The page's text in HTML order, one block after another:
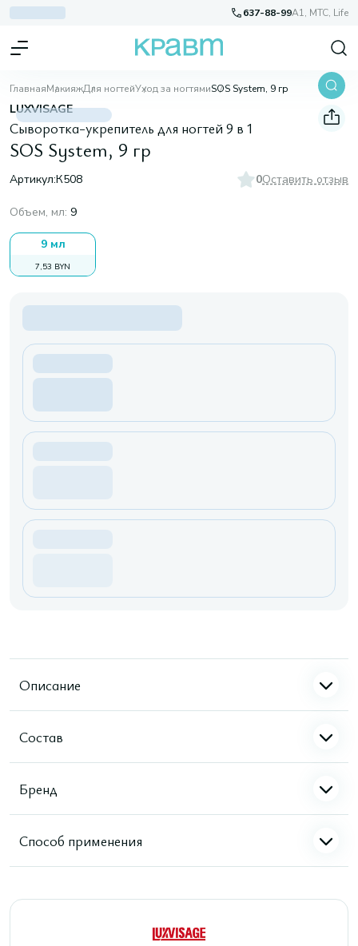
637-88-99A1, МТС, Life
ГлавнаяМакияжДля ногтейУход за ногтямиSOS System, 9 гр
LUXVISAGE
Сыворотка-укрепитель для ногтей 9 в 1
SOS System, 9 гр
Артикул:К508 0Оставить отзыв
Объем, мл: 9
9 мл
7,53 BYN
Описание
Состав
Бренд
Способ применения